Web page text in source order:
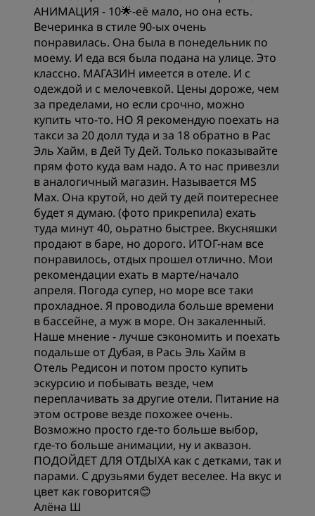
АНИМАЦИЯ - 10🌟-её мало, но она есть.
Вечеринка в стиле 90-ых очень
понравилась. Она была в понедельник по
моему. И еда вся была подана на улице. Это
классно. МАГАЗИН имеется в отеле. И с
одеждой и с мелочевкой. Цены дороже, чем
за пределами, но если срочно, можно
купить что-то. НО Я рекомендую поехать на
такси за 20 долл туда и за 18 обратно в Рас
Эль Хайм, в Дей Ту Дей. Только показывайте
прям фото куда вам надо. А то нас привезли
в аналогичный магазин. Называется MS
Max. Она крутой, но дей ту дей поитереснее
будет я думаю. (фото прикрепила) ехать
туда минут 40, оьратно быстрее. Вкусняшки
продают в баре, но дорого. ИТОГ-нам все
понравилось, отдых прошел отлично. Мои
рекомендации ехать в марте/начало
апреля. Погода супер, но море все таки
прохладное. Я проводила больше времени
в бассейне, а муж в море. Он закаленный.
Наше мнение - лучше сэкономить и поехать
подальше от Дубая, в Рась Эль Хайм в
Отель Редисон и потом просто купить
эскурсию и побывать везде, чем
переплачивать за другие отели. Питание на
этом острове везде похожее очень.
Возможно просто где-то больше выбор,
где-то больше анимации, ну и аквазон.
ПОДОЙДЕТ ДЛЯ ОТДЫХА как с детками, так и
парами. С друзьями будет веселее. На вкус и
цвет как говорится😊
Алёна Ш